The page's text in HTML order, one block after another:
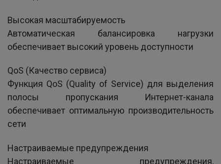
Высокая масштабируемость
Автоматическая балансировка нагрузки
обеспечивает высокий уровень доступности
QoS (Качество сервиса)
Функция QoS (Quality of Service) для выделения
полосы пропускания Интернет-канала
обеспечивает оптимальную производительность
сети
Настраиваемые предупреждения
Настраиваемые предупреждения,